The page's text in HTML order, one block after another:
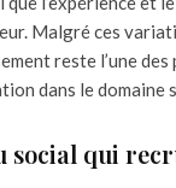
Malgré ces
reste l’une
dans le domaine
social qui